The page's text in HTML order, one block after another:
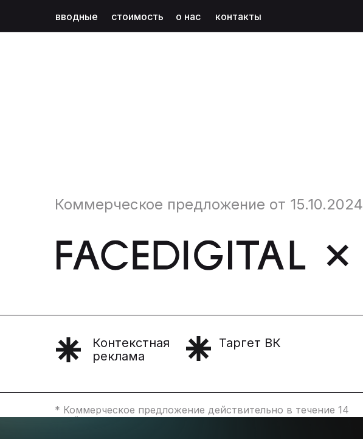
вводные о нас
стоимость контакты
Коммерческое предложение от 15.10.2024
* Коммерческое предложение действительно в течение 14
дней
Контекстная
реклама
Таргет ВК